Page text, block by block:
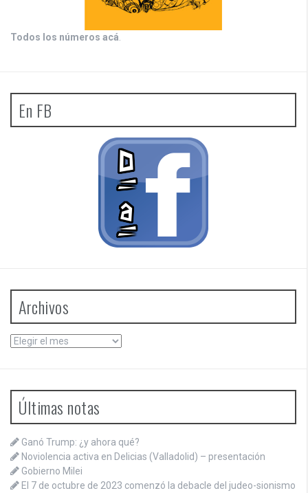
Todos los números acá
En FB
Archivos
Archivos
Últimas notas
Ganó Trump: ¿y ahora qué?
Noviolencia activa en Delicias (Valladolid) – presentación
Gobierno Milei
El 7 de octubre de 2023 comenzó la debacle del judeo-sionismo